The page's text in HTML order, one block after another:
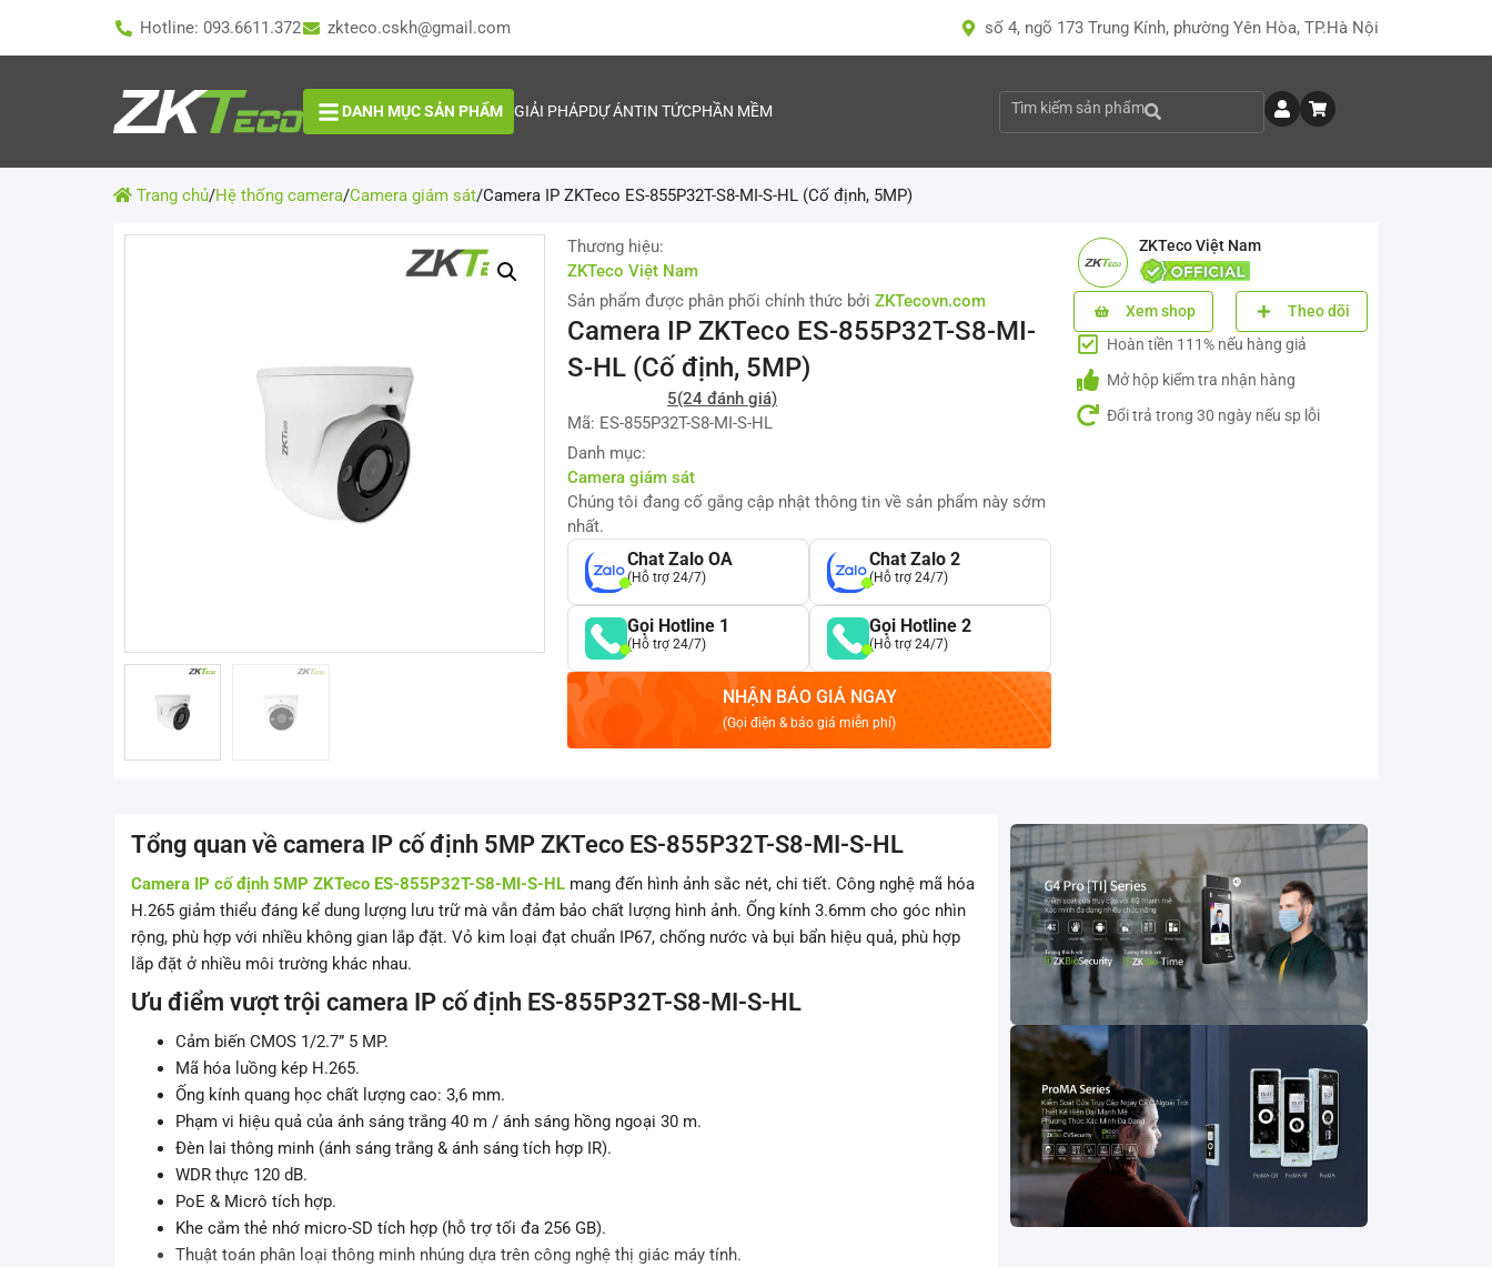
Hotline: 093.6611.372 zkteco.cskh@gmail.com số 4, ngõ 173 Trung Kính, phường Yên Hòa, TP.Hà Nội
DANH MỤC SẢN PHẨM GIẢI PHÁPDỰ ÁNTIN TỨCPHẦN MỀM Tìm kiếm sản phẩm
Trang chủ/Hệ thống camera/Camera giám sát/Camera IP ZKTeco ES-855P32T-S8-MI-S-HL (Cố định, 5MP)
Thương hiệu:
ZKTeco Việt Nam
Sản phẩm được phân phối chính thức bởi ZKTecovn.com
Camera IP ZKTeco ES-855P32T-S8-MI-
S-HL (Cố định, 5MP)
5(24 đánh giá)
Mã: ES-855P32T-S8-MI-S-HL
Danh mục:
Camera giám sát
Chúng tôi đang cố gắng cập nhật thông tin về sản phẩm này sớm
nhất.
Chat Zalo OA
(Hỗ trợ 24/7)
Chat Zalo 2
(Hỗ trợ 24/7)
Gọi Hotline 1
(Hỗ trợ 24/7)
Gọi Hotline 2
(Hỗ trợ 24/7)
NHẬN BÁO GIÁ NGAY
(Gọi điện & báo giá miễn phí)
ZKTeco Việt Nam
Xem shop
Theo dõi
Hoàn tiền 111% nếu hàng giả
Mở hộp kiểm tra nhận hàng
Đổi trả trong 30 ngày nếu sp lỗi
Tổng quan về camera IP cố định 5MP ZKTeco ES-855P32T-S8-MI-S-HL
Camera IP cố định 5MP ZKTeco ES-855P32T-S8-MI-S-HL mang đến hình ảnh sắc nét, chi tiết. Công nghệ mã hóa
H.265 giảm thiểu đáng kể dung lượng lưu trữ mà vẫn đảm bảo chất lượng hình ảnh. Ống kính 3.6mm cho góc nhìn
rộng, phù hợp với nhiều không gian lắp đặt. Vỏ kim loại đạt chuẩn IP67, chống nước và bụi bẩn hiệu quả, phù hợp
lắp đặt ở nhiều môi trường khác nhau.
Ưu điểm vượt trội camera IP cố định ES-855P32T-S8-MI-S-HL
Cảm biến CMOS 1/2.7” 5 MP.
Mã hóa luồng kép H.265.
Ống kính quang học chất lượng cao: 3,6 mm.
Phạm vi hiệu quả của ánh sáng trắng 40 m / ánh sáng hồng ngoại 30 m.
Đèn lai thông minh (ánh sáng trắng & ánh sáng tích hợp IR).
WDR thực 120 dB.
PoE & Micrô tích hợp.
Khe cắm thẻ nhớ micro-SD tích hợp (hỗ trợ tối đa 256 GB).
Thuật toán phân loại thông minh nhúng dựa trên công nghệ thị giác máy tính.